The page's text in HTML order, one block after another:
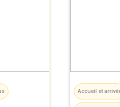
Accueil et